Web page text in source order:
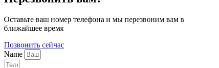
Оставьте ваш номер телефона и мы перезвоним вам в
ближайшее время
Позвонить сейчас
Name